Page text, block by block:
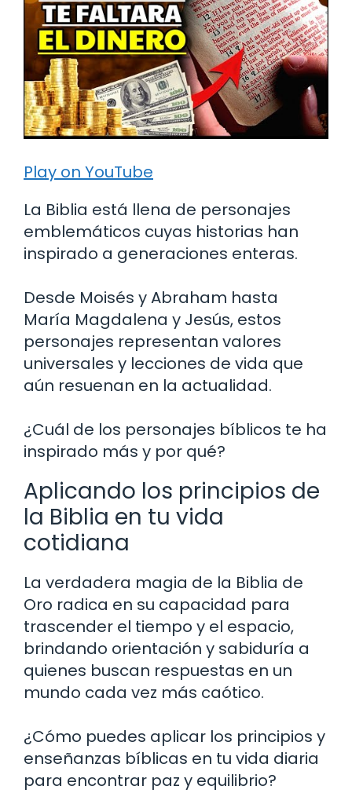
Play on YouTube
La Biblia está llena de personajes
emblemáticos cuyas historias han
inspirado a generaciones enteras.
Desde Moisés y Abraham hasta
María Magdalena y Jesús, estos
personajes representan valores
universales y lecciones de vida que
aún resuenan en la actualidad.
¿Cuál de los personajes bíblicos te ha
inspirado más y por qué?
Aplicando los principios de
la Biblia en tu vida
cotidiana
La verdadera magia de la Biblia de
Oro radica en su capacidad para
trascender el tiempo y el espacio,
brindando orientación y sabiduría a
quienes buscan respuestas en un
mundo cada vez más caótico.
¿Cómo puedes aplicar los principios y
enseñanzas bíblicas en tu vida diaria
para encontrar paz y equilibrio?